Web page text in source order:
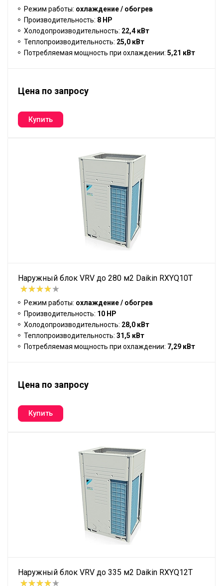
Режим работы: охлаждение / обогрев
Производительность: 8 HP
Холодопроизводительность: 22,4 кВт
Теплопроизводительность: 25,0 кВт
Потребляемая мощность при охлаждении: 5,21 кВт
Цена по запросу
Наружный блок VRV до 280 м2 Daikin RXYQ10T
Режим работы: охлаждение / обогрев
Производительность: 10 HP
Холодопроизводительность: 28,0 кВт
Теплопроизводительность: 31,5 кВт
Потребляемая мощность при охлаждении: 7,29 кВт
Цена по запросу
Наружный блок VRV до 335 м2 Daikin RXYQ12T